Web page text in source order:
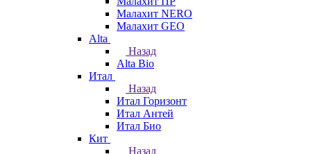
Малахит NERO
Малахит GEO
Alta
Назад
Alta Bio
Итал
Назад
Итал Горизонт
Итал Антей
Итал Био
Кит
Назад